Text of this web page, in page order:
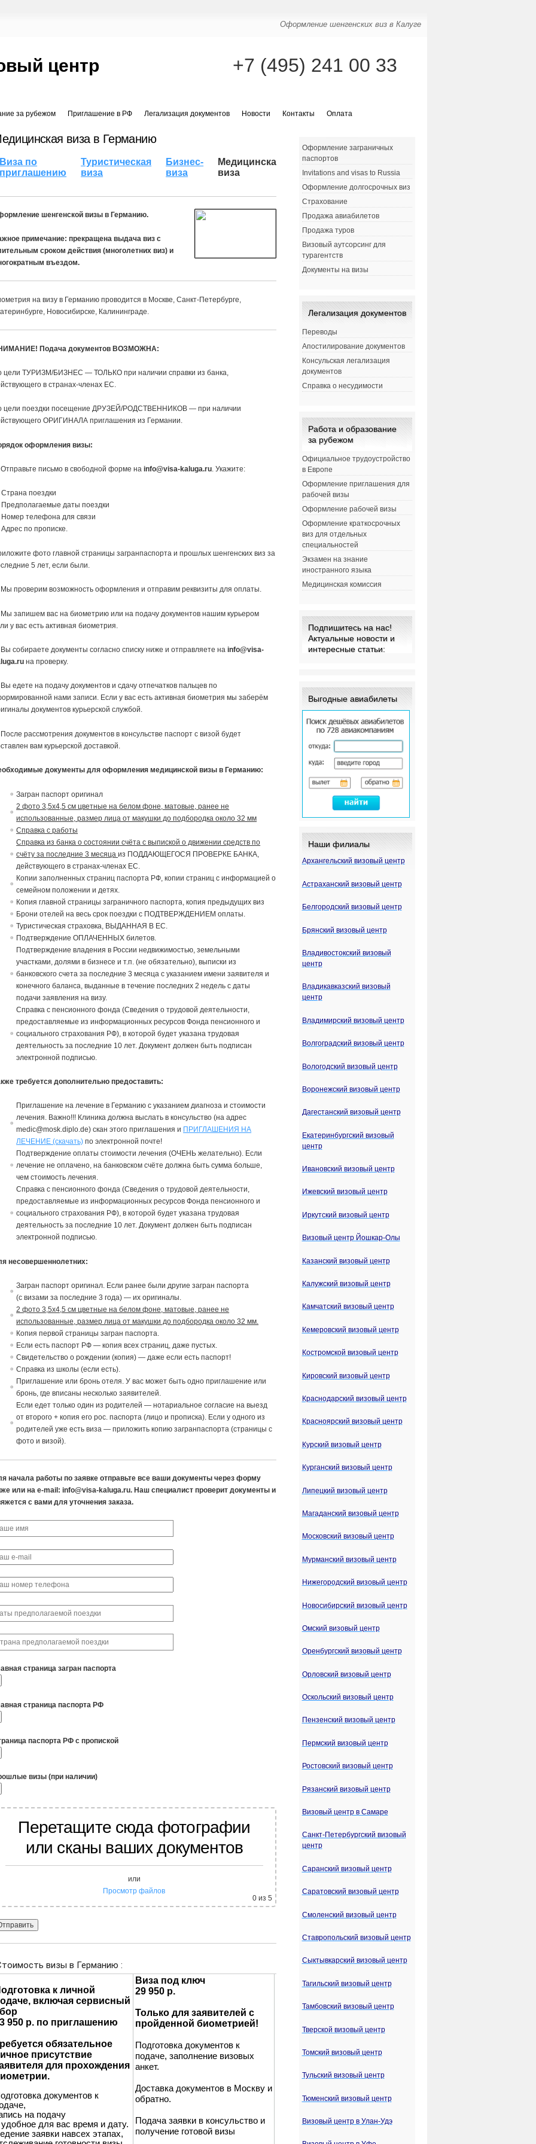
Оформление шенгенских виз в Калуге
центр +7 (495) 241 00 33
за рубежом Приглашение в РФ Легализация документов Новости Контакты Оплата
виза в Германию
Виза по
приглашению
Туристическая
виза
Бизнес-
виза
Медицинская
виза
шенгенской визы в Германию.
примечание: прекращена выдача виз с
сроком действия (многолетних виз) и
въездом.
на визу в Германию проводится в Москве, Санкт-Петербурге,
Новосибирске, Калининграде.
Подача документов ВОЗМОЖНА:
цели ТУРИЗМ/БИЗНЕС — ТОЛЬКО при наличии справки из банка,
в странах-членах ЕС.
цели поездки посещение ДРУЗЕЙ/РОДСТВЕННИКОВ — при наличии
ОРИГИНАЛА приглашения из Германии.
оформления визы:
Отправьте письмо в свободной форме наinfo@visa-kaluga.ru. Укажите:
поездки
даты поездки
телефона для связи
по прописке.
фото главной страницы загранпаспорта и прошлых шенгенских виз за
5 лет, если были.
проверим возможность оформления и отправим реквизиты для оплаты.
запишем вас на биометрию или на подачу документов нашим курьером
у вас есть активная биометрия.
собираете документы согласно списку ниже и отправляете наinfo@visa-
на проверку.
едете на подачу документов и сдачу отпечатков пальцев по
нами записи. Если у вас есть активная биометрия мы заберём
документов курьерской службой.
рассмотрения документов в консульстве паспорт с визой будет
вам курьерской доставкой.
документы для оформления медицинской визы в Германию:
Загран паспорт оригинал
2 фото 3,5х4,5 см цветные на белом фоне, матовые, ранее не
использованные, размер лица от макушки до подбородка около 32 мм
Справка с работы
Справка из банка о состоянии счёта с выпиской о движении средств по
счёту за последние 3 месяцаиз ПОДДАЮЩЕГОСЯ ПРОВЕРКЕ БАНКА,
действующего в странах-членах ЕС.
Копии заполненных страниц паспорта РФ, копии страниц с информацией о
семейном положении и детях.
Копия главной страницы заграничного паспорта, копия предыдущих виз
Брони отелей на весь срок поездки с ПОДТВЕРЖДЕНИЕМ оплаты.
Туристическая страховка, ВЫДАННАЯ В ЕС.
Подтверждение ОПЛАЧЕННЫХ билетов.
Подтверждение владения в России недвижимостью, земельными
участками, долями в бизнесе и т.п. (не обязательно), выписки из
банковского счета за последние 3 месяца с указанием имени заявителя и
конечного баланса, выданные в течение последних 2 недель с даты
подачи заявления на визу.
Справка с пенсионного фонда (Сведения о трудовой деятельности,
предоставляемые из информационных ресурсов Фонда пенсионного и
социального страхования РФ), в которой будет указана трудовая
деятельность за последние 10 лет. Документ должен быть подписан
электронной подписью.
требуется дополнительно предоставить:
Приглашение на лечение в Германию c указанием диагноза и стоимости
лечения. Важно!!! Клиника должна выслать в консульство (на адрес
medic@mosk.diplo.de) скан этого приглашения и ПРИГЛАШЕНИЯ НА
ЛЕЧЕНИЕ (скачать) по электронной почте!
Подтверждение оплаты стоимости лечения (ОЧЕНЬ желательно). Если
лечение не оплачено, на банковском счёте должна быть сумма больше,
чем стоимость лечения.
Справка с пенсионного фонда (Сведения о трудовой деятельности,
предоставляемые из информационных ресурсов Фонда пенсионного и
социального страхования РФ), в которой будет указана трудовая
деятельность за последние 10 лет. Документ должен быть подписан
электронной подписью.
несовершеннолетних:
Загран паспорт оригинал. Если ранее были другие загран паспорта
(свизами за последние 3 года) — их оригиналы.
2 фото 3,5х4,5 см цветные на белом фоне, матовые, ранее не
использованные, размер лица от макушки до подбородка около 32 мм.
Копия первой страницы загран паспорта.
Если есть паспорт РФ — копия всех страниц, даже пустых.
Свидетельство о рождении (копия) — даже если есть паспорт!
Справка из школы (если есть).
Приглашение или бронь отеля. Увас может быть одно приглашение или
бронь, гдевписаны несколько заявителей.
Если едет только один из родителей — нотариальное согласиена выезд
отвторого + копия его рос. паспорта (лицо и прописка). Если у одного из
родителей уже есть виза — приложить копию загранпаспорта (страницы с
фото и визой).
начала работы по заявке отправьте все ваши документы через форму
или на e-mail: info@visa-kaluga.ru. Наш специалист проверит документы и
с вами для уточнения заказа.
страница загран паспорта
страница паспорта РФ
паспорта РФ с пропиской
визы (при наличии)
Перетащите сюда фотографии
или сканы ваших документов
или
Просмотр файлов
0из 5
Оформление заграничных
паспортов
Invitations and visas to Russia
Оформление долгосрочных виз
Страхование
Продажа авиабилетов
Продажа туров
Визовый аутсорсинг для
турагентств
Документы на визы
Легализация документов
Переводы
Апостилирование документов
Консульская легализация
документов
Справка о несудимости
Работа и образование
за рубежом
Официальное трудоустройство
в Европе
Оформление приглашения для
рабочей визы
Оформление рабочей визы
Оформление краткосрочных
виз для отдельных
специальностей
Экзамен на знание
иностранного языка
Медицинская комиссия
Подпишитесь на нас!
Актуальные новости и
интересные статьи:
Выгодные авиабилеты
Наши филиалы
Архангельский визовый центр
Астраханский визовый центр
Белгородский визовый центр
Брянский визовый центр
Владивостокский визовый
центр
Владикавказский визовый
центр
Владимирский визовый центр
Волгоградский визовый центр
Вологодский визовый центр
Воронежский визовый центр
Дагестанский визовый центр
Екатеринбургский визовый
центр
Ивановский визовый центр
Ижевский визовый центр
Иркутский визовый центр
Визовый центр Йошкар-Олы
Казанский визовый центр
Калужский визовый центр
Камчатский визовый центр
Кемеровский визовый центр
Костромской визовый центр
Кировский визовый центр
Краснодарский визовый центр
Красноярский визовый центр
Курский визовый центр
Курганский визовый центр
Липецкий визовый центр
Магаданский визовый центр
Московский визовый центр
Мурманский визовый центр
Нижегородский визовый центр
Новосибирский визовый центр
Омский визовый центр
Оренбургский визовый центр
Орловский визовый центр
Оскольский визовый центр
Пензенский визовый центр
Пермский визовый центр
Ростовский визовый центр
Рязанский визовый центр
Визовый центр в Самаре
Санкт-Петербургский визовый
центр
Саранский визовый центр
Саратовский визовый центр
Смоленский визовый центр
Ставропольский визовый центр
Сыктывкарский визовый центр
Тагильский визовый центр
Тамбовский визовый центр
Тверской визовый центр
Томский визовый центр
Тульский визовый центр
Тюменский визовый центр
Визовый центр в Улан-Удэ